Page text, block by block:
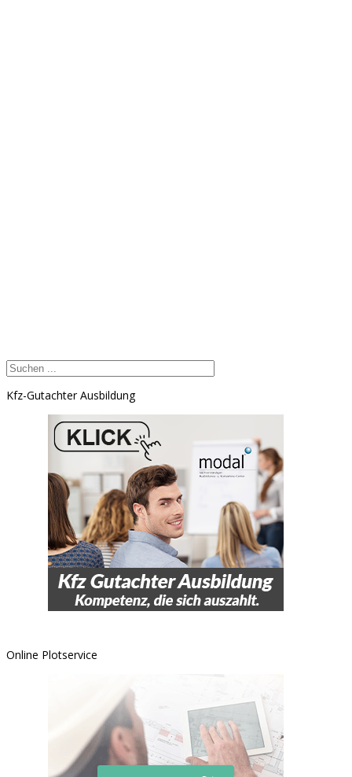
Kfz-Gutachter Ausbildung
Online Plotservice